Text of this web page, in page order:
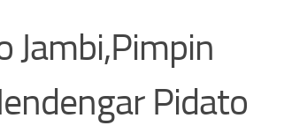
Jambi,Pimpin
Pidato